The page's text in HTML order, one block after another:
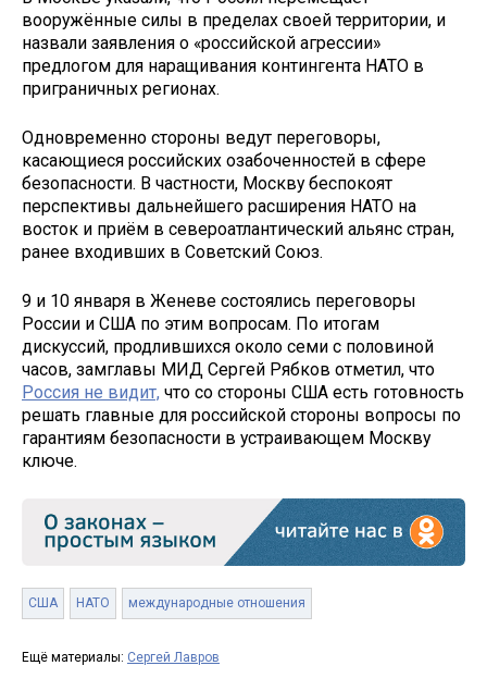
вооружённые силы в пределах своей территории, и
назвали заявления о «российской агрессии»
предлогом для наращивания контингента НАТО в
приграничных регионах.
Одновременно стороны ведут переговоры,
касающиеся российских озабоченностей в сфере
безопасности. В частности, Москву беспокоят
перспективы дальнейшего расширения НАТО на
восток и приём в североатлантический альянс стран,
ранее входивших в Советский Союз.
9 и 10 января в Женеве состоялись переговоры
России и США по этим вопросам. По итогам
дискуссий, продлившихся около семи с половиной
часов, замглавы МИД Сергей Рябков отметил, что
Россия не видит, что со стороны США есть готовность
решать главные для российской стороны вопросы по
гарантиям безопасности в устраивающем Москву
ключе.
США НАТО международные отношения
Ещё материалы: Сергей Лавров